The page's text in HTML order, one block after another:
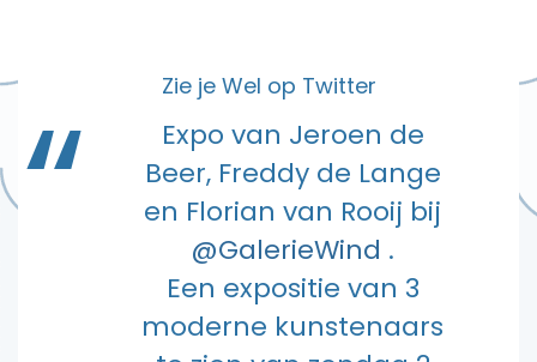
Zie je Wel op Twitter
Expo van Jeroen de
Beer, Freddy de Lange
en Florian van Rooij bij
@GalerieWind .
Een expositie van 3
moderne kunstenaars